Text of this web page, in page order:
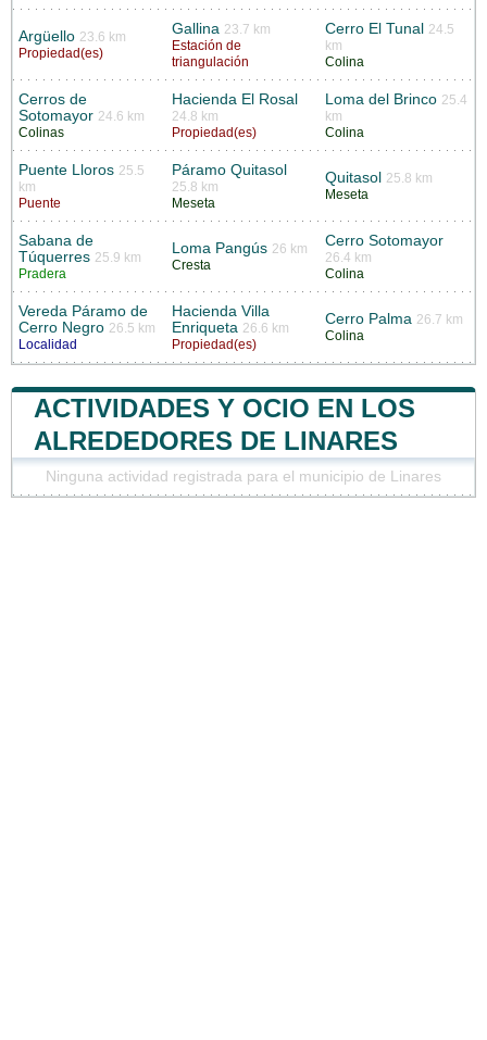
Argüello 23.6 km
Propiedad(es)
Gallina 23.7 km
Estación de
triangulación
Cerro El Tunal
24.5
km
Colina
Cerros de
Sotomayor 24.6 km
Colinas
Hacienda El Rosal
24.8 km
Propiedad(es)
Loma del Brinco 25.4
km
Colina
Puente Lloros 25.5
km
Puente
Páramo Quitasol
25.8 km
Meseta
Quitasol
25.8 km
Meseta
Sabana de
Túquerres 25.9 km
Pradera
Loma Pangús 26 km
Cresta
Cerro Sotomayor
26.4 km
Colina
Vereda Páramo de
Cerro Negro 26.5 km
Localidad
Hacienda Villa
Enriqueta 26.6 km
Propiedad(es)
Cerro Palma 26.7 km
Colina
ACTIVIDADES Y OCIO EN LOS
ALREDEDORES DE LINARES
Ninguna actividad registrada para el municipio de Linares